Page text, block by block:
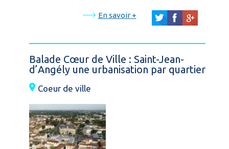
En savoir +
Balade Cœur de Ville : Saint-Jean-
d’Angély une urbanisation par quartier
Coeur de ville